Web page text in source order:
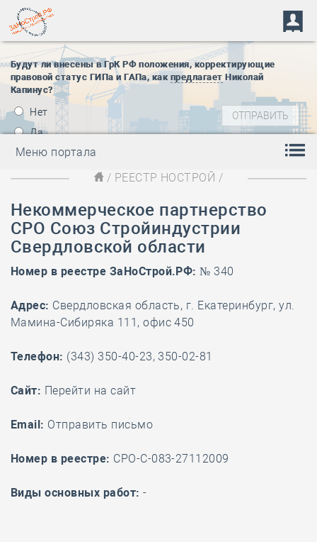
Будут ли внесены в ГрК РФ положения, корректирующие
правовой статус ГИПа и ГАПа, как предлагает Николай
Капинус?
Нет
Да
Меню портала
/ РЕЕСТР НОСТРОЙ /
Некоммерческое партнерство
СРО Союз Стройиндустрии
Свердловской области
Номер в реестре ЗаНоСтрой.РФ: № 340
Адрес: Свердловская область, г. Екатеринбург, ул.
Мамина-Сибиряка 111, офис 450
Телефон: (343) 350-40-23, 350-02-81
Cайт: Перейти на сайт
Email: Отправить письмо
Номер в реестре: СРО-С-083-27112009
Виды основных работ: -